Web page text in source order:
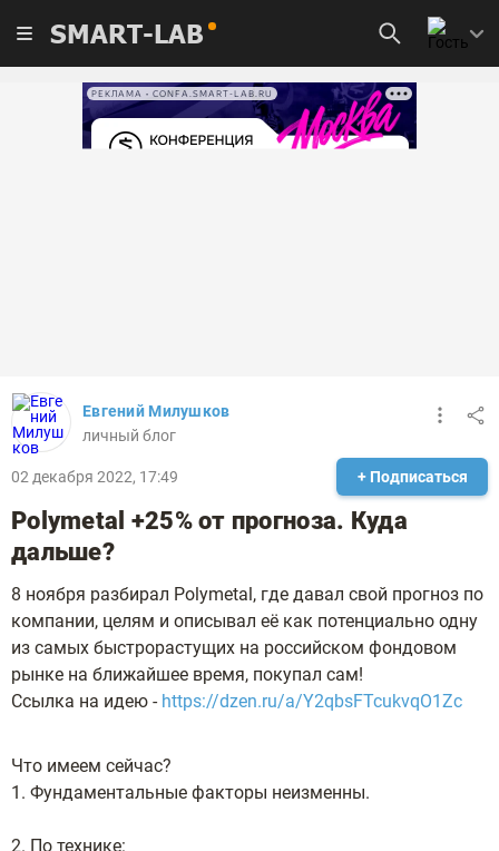
SMART-LAB
РЕКЛАМА • CONFA.SMART-LAB.RU
Евгений Милушков
личный блог
02 декабря 2022, 17:49 + Подписаться
Polymetal +25% от прогноза. Куда
дальше?
8 ноября разбирал Polymetal, где давал свой прогноз по
компании, целям и описывал её как потенциально одну
из самых быстрорастущих на российском фондовом
рынке на ближайшее время, покупал сам!
Ссылка на идею - https://dzen.ru/a/Y2qbsFTcukvqO1Zc
Что имеем сейчас?
1. Фундаментальные факторы неизменны.
2. По технике: